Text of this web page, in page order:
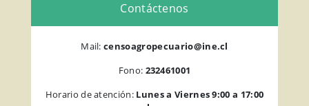
Contáctenos
Mail:censoagropecuario@ine.cl
Fono: 232461001
Horario de atención: Lunes a Viernes 9:00 a 17:00